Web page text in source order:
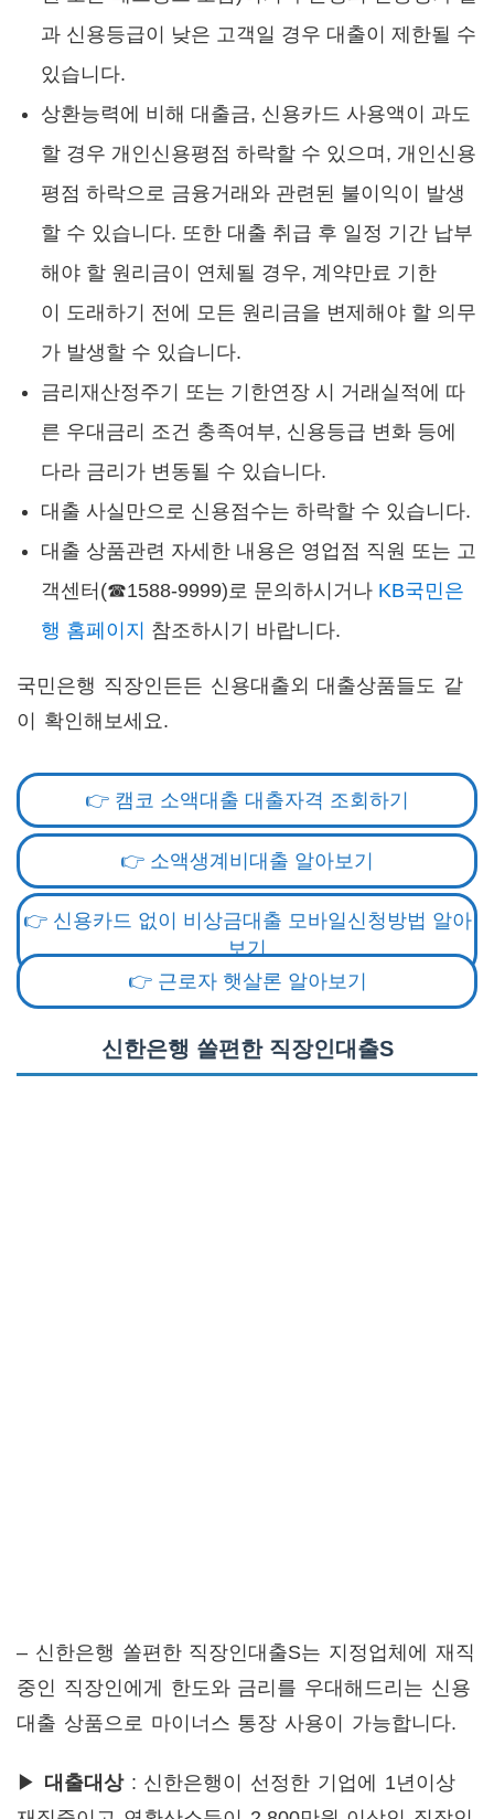
과 신용등급이 낮은 고객일 경우 대출이 제한될 수
있습니다.
상환능력에 비해 대출금, 신용카드 사용액이 과도
할 경우 개인신용평점 하락할 수 있으며, 개인신용
평점 하락으로 금융거래와 관련된 불이익이 발생
할 수 있습니다. 또한 대출 취급 후 일정 기간 납부
해야 할 원리금이 연체될 경우, 계약만료 기한
이 도래하기 전에 모든 원리금을 변제해야 할 의무
가 발생할 수 있습니다.
금리재산정주기 또는 기한연장 시 거래실적에 따
른 우대금리 조건 충족여부, 신용등급 변화 등에
다라 금리가 변동될 수 있습니다.
대출 사실만으로 신용점수는 하락할 수 있습니다.
대출 상품관련 자세한 내용은 영업점 직원 또는 고
객센터(☎1588-9999)로 문의하시거나 KB국민은
행 홈페이지 참조하시기 바랍니다.
국민은행 직장인든든 신용대출외 대출상품들도 같
이 확인해보세요.
👉 캠코 소액대출 대출자격 조회하기
👉 소액생계비대출 알아보기
👉 신용카드 없이 비상금대출 모바일신청방법 알아
보기
👉 근로자 햇살론 알아보기
신한은행 쏠편한 직장인대출S
– 신한은행 쏠편한 직장인대출S는 지정업체에 재직
중인 직장인에게 한도와 금리를 우대해드리는 신용
대출 상품으로 마이너스 통장 사용이 가능합니다.
▶ 대출대상: 신한은행이 선정한 기업에 1년이상